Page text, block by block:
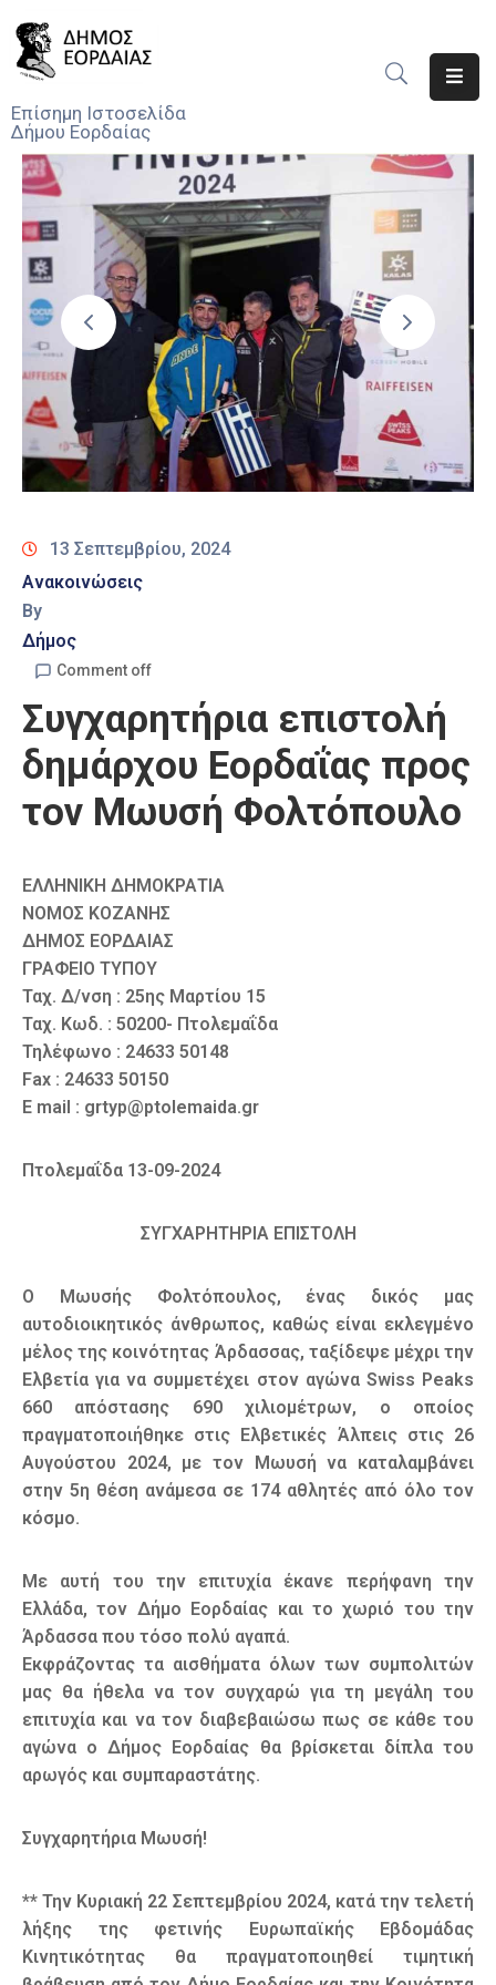
Επίσημη Ιστοσελίδα
Δήμου Εορδαίας
Δήμος
Νέα
Υπηρεσίες
Του
Δήμου
Προσκλήσεις
Αποφάσεις
Τηλέφωνα
13 Σεπτεμβρίου, 2024
Ανακοινώσεις
By
Δήμος
Comment off
Συγχαρητήρια επιστολή
δημάρχου Εορδαΐας προς
τον Μωυσή Φολτόπουλο
ΕΛΛΗΝΙΚΗ ΔΗΜΟΚΡΑΤΙΑ
ΝΟΜΟΣ ΚΟΖΑΝΗΣ
ΔΗΜΟΣ ΕΟΡΔΑΙΑΣ
ΓΡΑΦΕΙΟ ΤΥΠΟΥ
Ταχ. Δ/νση : 25ης Μαρτίου 15
Ταχ. Κωδ. : 50200- Πτολεμαΐδα
Τηλέφωνο : 24633 50148
Fax : 24633 50150
E mail : grtyp@ptolemaida.gr
Πτολεμαΐδα 13-09-2024
ΣΥΓΧΑΡΗΤΗΡΙΑ ΕΠΙΣΤΟΛΗ
Ο Μωυσής Φολτόπουλος, ένας δικός μας
αυτοδιοικητικός άνθρωπος, καθώς είναι εκλεγμένο
μέλος της κοινότητας Άρδασσας, ταξίδεψε μέχρι την
Ελβετία για να συμμετέχει στον αγώνα Swiss Peaks
660 απόστασης 690 χιλιομέτρων, ο οποίος
πραγματοποιήθηκε στις Ελβετικές Άλπεις στις 26
Αυγούστου 2024, με τον Μωυσή να καταλαμβάνει
στην 5η θέση ανάμεσα σε 174 αθλητές από όλο τον
κόσμο.
Με αυτή του την επιτυχία έκανε περήφανη την
Ελλάδα, τον Δήμο Εορδαίας και το χωριό του την
Άρδασσα που τόσο πολύ αγαπά.
Εκφράζοντας τα αισθήματα όλων των συμπολιτών
μας θα ήθελα να τον συγχαρώ για τη μεγάλη του
επιτυχία και να τον διαβεβαιώσω πως σε κάθε του
αγώνα ο Δήμος Εορδαίας θα βρίσκεται δίπλα του
αρωγός και συμπαραστάτης.
Συγχαρητήρια Μωυσή!
** Την Κυριακή 22 Σεπτεμβρίου 2024, κατά την τελετή
λήξης της φετινής Ευρωπαϊκής Εβδομάδας
Κινητικότητας θα πραγματοποιηθεί τιμητική